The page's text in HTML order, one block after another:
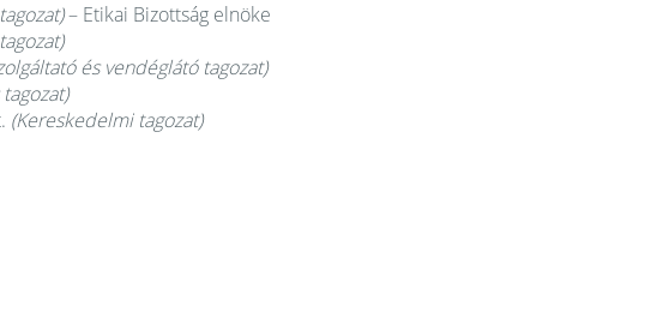
– Etikai Bizottság elnöke
és vendéglátó tagozat)
(Kereskedelmi tagozat)